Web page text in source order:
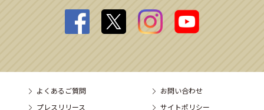
よくあるご質問
お問い合わせ
プレスリリース
サイトポリシー